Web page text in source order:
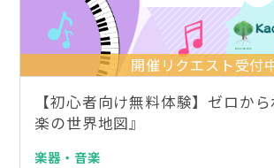
開催リクエスト受付
【初心者向け無料体験】ゼロか
楽の世界地図』
楽器・音楽